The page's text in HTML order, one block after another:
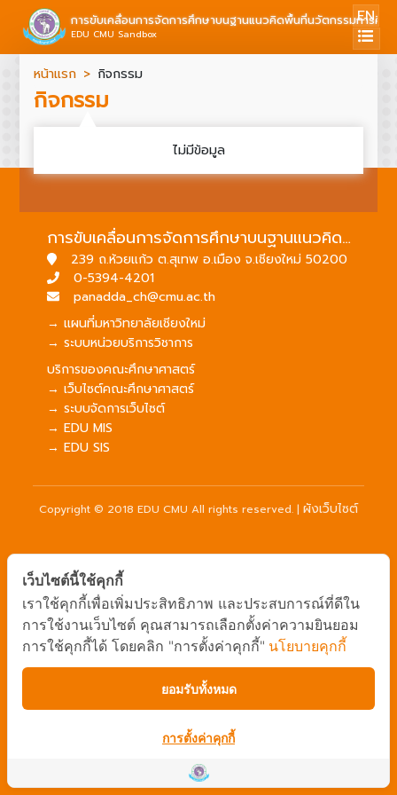
การขับเคลื่อนการจัดการศึกษาบนฐานแนวคิดพื้นที่นวัตกรรมการศึก
EDU CMU Sandbox
EN
หน้าแรก กิจกรรม
กิจกรรม
ไม่มีข้อมูล
การขับเคลื่อนการจัดการศึกษาบนฐานแนวคิดพื้นที่นวัตกรรมการศึกษา
239 ถ.ห้วยแก้ว ต.สุเทพ อ.เมือง จ.เชียงใหม่ 50200
0-5394-4201
panadda_ch@cmu.ac.th
→ แผนที่มหาวิทยาลัยเชียงใหม่
→ ระบบหน่วยบริการวิชาการ
บริการของคณะศึกษาศาสตร์
→ เว็บไซต์คณะศึกษาศาสตร์
→ ระบบจัดการเว็บไซต์
→ EDU MIS
→ EDU SIS
Copyright © 2018 EDU CMU All rights reserved. | ผังเว็บไซต์
เว็บไซต์นี้ใช้คุกกี้
เราใช้คุกกี้เพื่อเพิ่มประสิทธิภาพ และประสบการณ์ที่ดีใน
การใช้งานเว็บไซต์ คุณสามารถเลือกตั้งค่าความยินยอม
การใช้คุกกี้ได้ โดยคลิก "การตั้งค่าคุกกี้" นโยบายคุกกี้
ยอมรับทั้งหมด
การตั้งค่าคุกกี้